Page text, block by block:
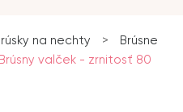
na nechty >
Brúsne
Brúsny valček - zrnitosť 80